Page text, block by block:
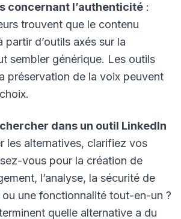
concernant l’authenticité :
trouvent que le contenu
partir d’outils axés sur la
sembler générique. Les outils
préservation de la voix peuvent
dans un outil LinkedIn
les alternatives, clarifiez vos
vous pour la création de
l’analyse, la sécurité de
ou une fonctionnalité tout-en-un ?
quelle alternative a du